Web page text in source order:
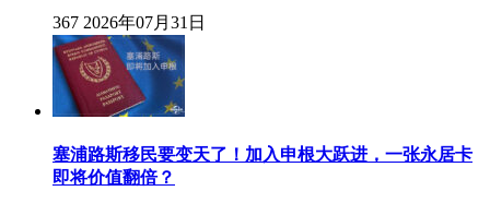
367 2026年07月31日
塞浦路斯移民要变天了！加入申根大跃进，一张永居卡
即将价值翻倍？